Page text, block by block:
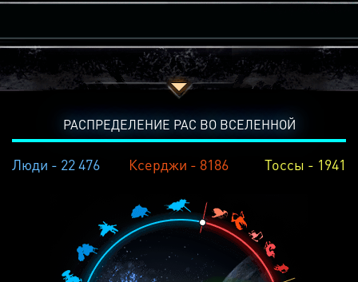
РАСПРЕДЕЛЕНИЕ РАС ВО ВСЕЛЕННОЙ
Люди - 22 476 Ксерджи - 8186 Тоссы - 1941